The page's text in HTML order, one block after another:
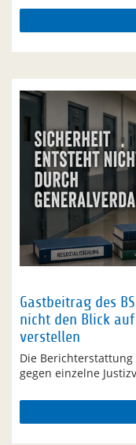
Gastbeitrag des
nicht den Blick
verstellen
Die
gegen einzelne